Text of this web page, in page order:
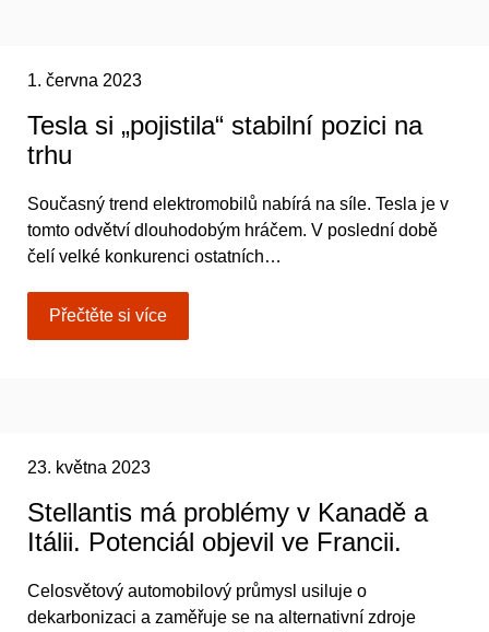
1. června 2023
Tesla si „pojistila“ stabilní pozici na
trhu
Současný trend elektromobilů nabírá na síle. Tesla je v
tomto odvětví dlouhodobým hráčem. V poslední době
čelí velké konkurenci ostatních…
Přečtěte si více
23. května 2023
Stellantis má problémy v Kanadě a
Itálii. Potenciál objevil ve Francii.
Celosvětový automobilový průmysl usiluje o
dekarbonizaci a zaměřuje se na alternativní zdroje